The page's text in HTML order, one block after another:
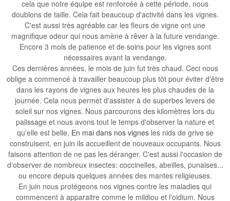
cela que notre équipe est renforcée à cette période, nous
doublons de taille. Cela fait beaucoup d'activité dans les vignes.
C'est aussi très agréable car les fleurs de vigne ont une
magnifique odeur qui nous amène à rêver à la future vendange.
Encore 3 mois de patience et de soins pour les vignes sont
nécessaires avant la vendange.
Ces dernières années, le mois de juin fut très chaud. Ceci nous
oblige a commencé à travailler beaucoup plus tôt pour éviter d'être
dans les rayons de vignes aux heures les plus chaudes de la
journée. Cela nous permet d'assister à de superbes levers de
soleil sur nos vignes. Nous parcourons des kilomètres lors du
palissage et nous avons tout le temps d'observer la nature et
qu'elle est belle. En mai dans nos vignesles nids de grive se
construisent, en juin ils accueillent de nouveaux occupants. Nous
faisons attention de ne pas les déranger. C'est aussi l'occasion de
d'observer de nombreux insectes: coccinelles, abeilles, punaises...
ou encore depuis quelques années des mantes religieuses.
En juin nous protégeons nos vignes contre les maladies qui
commencent à apparaitre comme le mildiou et l'oidium. Nous